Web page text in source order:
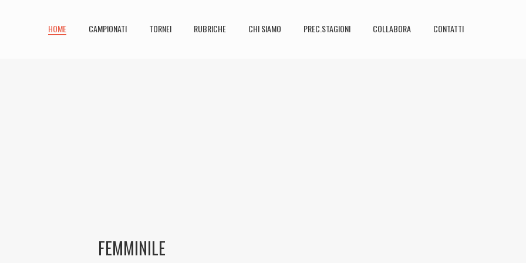
HOME CAMPIONATI TORNEI RUBRICHE CHI SIAMO PREC.STAGIONI COLLABORA CONTATTI
FEMMINILE